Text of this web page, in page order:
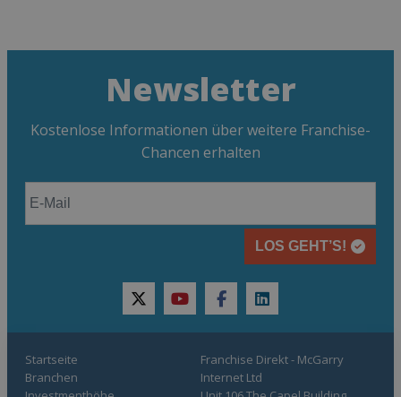
Newsletter
Kostenlose Informationen über weitere Franchise-
Chancen erhalten
LOS GEHT’S!
twitteryoutubefacebooklinkedin
Startseite
Branchen
Franchise Direkt - McGarry
Internet Ltd